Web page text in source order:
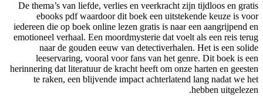
De
iedereen
te